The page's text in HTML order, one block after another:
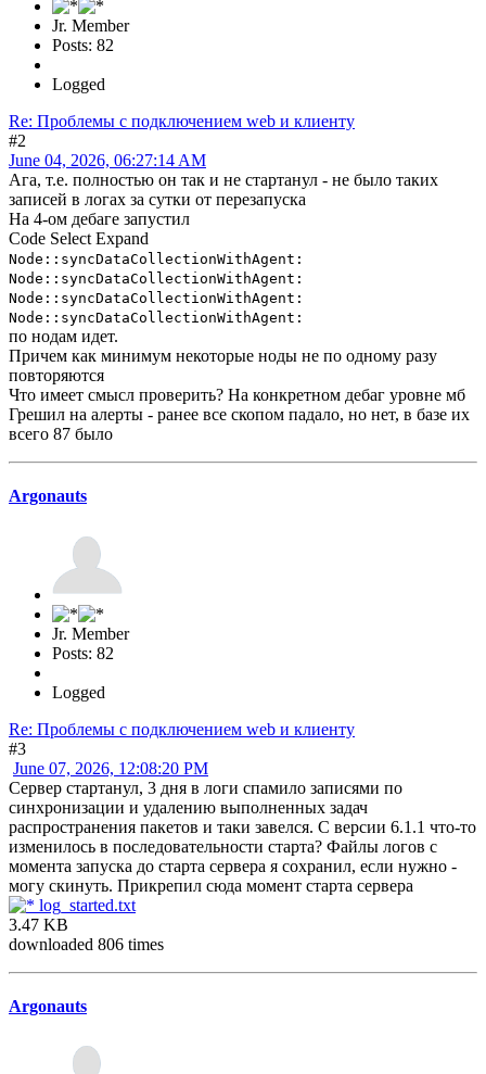
Jr. Member
Posts: 82
Logged
Re: Проблемы с подключением web и клиенту
#2
June 04, 2026, 06:27:14 AM
Ага, т.е. полностью он так и не стартанул - не было таких
записей в логах за сутки от перезапуска
На 4-ом дебаге запустил
Code Select Expand
Node::syncDataCollectionWithAgent:
Node::syncDataCollectionWithAgent:
Node::syncDataCollectionWithAgent:
Node::syncDataCollectionWithAgent:
по нодам идет.
Причем как минимум некоторые ноды не по одному разу
повторяются
Что имеет смысл проверить? На конкретном дебаг уровне мб
Грешил на алерты - ранее все скопом падало, но нет, в базе их
всего 87 было
Argonauts
Jr. Member
Posts: 82
Logged
Re: Проблемы с подключением web и клиенту
#3
June 07, 2026, 12:08:20 PM
Сервер стартанул, 3 дня в логи спамило записями по
синхронизации и удалению выполненных задач
распространения пакетов и таки завелся. С версии 6.1.1 что-то
изменилось в последовательности старта? Файлы логов с
момента запуска до старта сервера я сохранил, если нужно -
могу скинуть. Прикрепил сюда момент старта сервера
log_started.txt
3.47 KB
downloaded 806 times
Argonauts